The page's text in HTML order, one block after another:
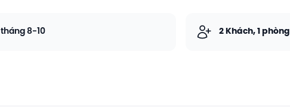
tháng 8-10 2 Khách, 1 phòng